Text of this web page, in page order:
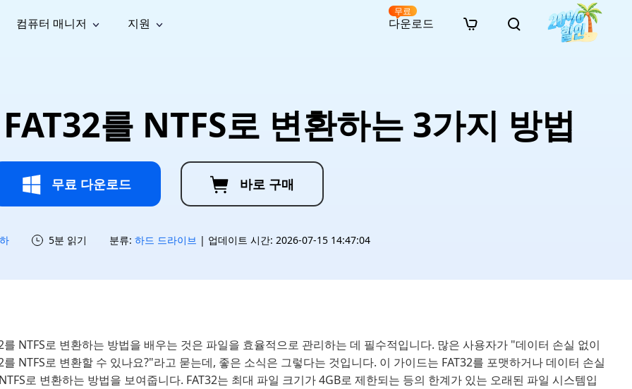
데이터 복구
메시지 복구
LINE 데이터 복구
백업 없이 LINE 채팅 복구
· USB 복구
· 파티션 복구
· 한글 파일 복구
· 오피스 파일 복구
· 사진 복구
· 동영상 복구
복구
구
질 높이
사진 화
질 높이
기
온라인 사진 복구
온라인 문서 복구
· 시네마틱 AI 이미지 프롬프트
· 애니메이션 실사 변환 프롬프트
컴퓨터 매니저
색 및 삭제
브랜드 리뉴얼
및 정밀 클린
Windows DLL 오류 수정
손상된 PST/OST 파일 복구
· 하드 디스크 복사
· 중복 파일 찾기 (Mac)
· C 드라이브 확장
· 디스크 공간 확보 (Win)
· MBR GPT 변환
· Mac 저장 공간 최적화
지원
드 센터
결 방법
다운로드
무료
를 NTFS로 변환하는 3가지 방법
무료 다운로드 바로 구매
5분 읽기 분류: 하드 드라이브 | 업데이트 시간: 2026-07-15 14:47:04
를 NTFS로 변환하는 방법을 배우는 것은 파일을 효율적으로 관리하는 데 필수적입니다. 많은 사용자가 "데이터 손실 없이
를 NTFS로 변환할 수 있나요?"라고 묻는데, 좋은 소식은 그렇다는 것입니다. 이 가이드는 FAT32를 포맷하거나 데이터 손실
로 변환하는 방법을 보여줍니다. FAT32는 최대 파일 크기가 4GB로 제한되는 등의 한계가 있는 오래된 파일 시스템입